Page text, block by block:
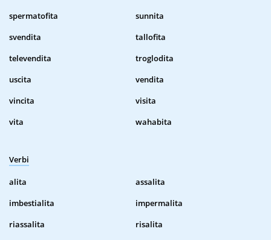
spermatofita
sunnita
svendita
tallofita
televendita
troglodita
uscita
vendita
vincita
visita
vita
wahabita
Verbi
alita
assalita
imbestialita
impermalita
riassalita
risalita